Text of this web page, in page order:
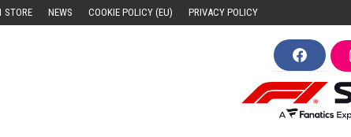
STORE NEWS COOKIE POLICY (EU) PRIVACY POLICY
F
a
c
e
b
o